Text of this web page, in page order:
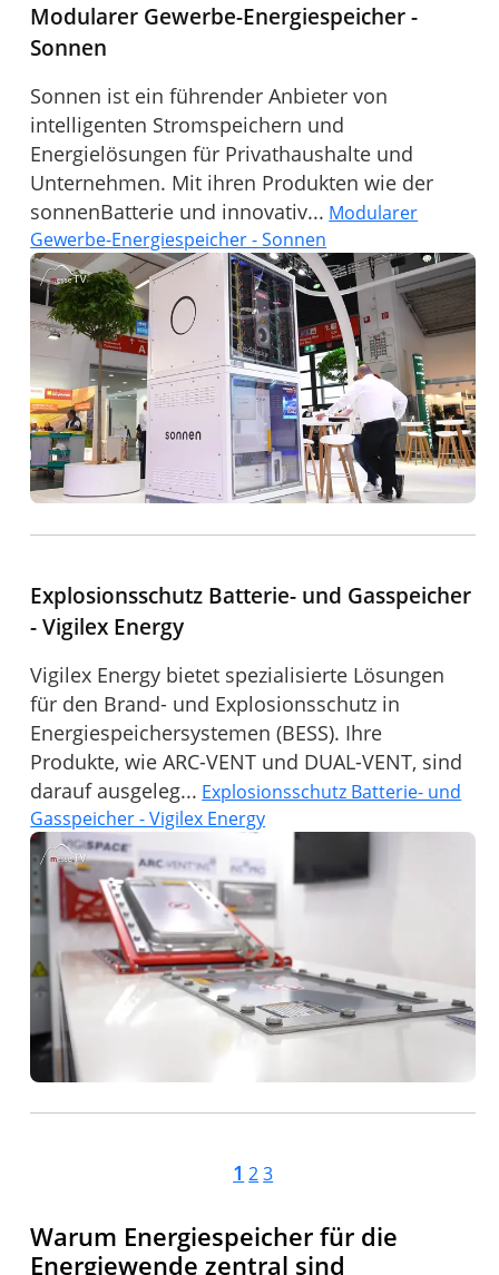
Modularer Gewerbe-Energiespeicher -
Sonnen
Sonnen ist ein führender Anbieter von
intelligenten Stromspeichern und
Energielösungen für Privathaushalte und
Unternehmen. Mit ihren Produkten wie der
sonnenBatterie und innovativ... Modularer
Gewerbe-Energiespeicher - Sonnen
Explosionsschutz Batterie- und Gasspeicher
- Vigilex Energy
Vigilex Energy bietet spezialisierte Lösungen
für den Brand- und Explosionsschutz in
Energiespeichersystemen (BESS). Ihre
Produkte, wie ARC-VENT und DUAL-VENT, sind
darauf ausgeleg... Explosionsschutz Batterie- und
Gasspeicher - Vigilex Energy
1 23
Warum Energiespeicher für die
Energiewende zentral sind